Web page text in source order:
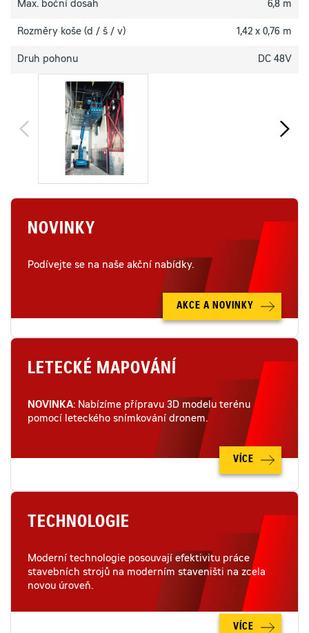
Max. boční dosah 6,8 m
Rozměry koše (d / š / v) 1,42 x 0,76 m
Druh pohonu DC 48V
NOVINKY
Podívejte se na naše akční nabídky.
AKCE A NOVINKY
LETECKÉ MAPOVÁNÍ
NOVINKA: Nabízíme přípravu 3D modelu terénu
pomocí leteckého snímkování dronem.
VÍCE
TECHNOLOGIE
Moderní technologie posouvají efektivitu práce
stavebních strojů na moderním staveništi na zcela
novou úroveň.
VÍCE